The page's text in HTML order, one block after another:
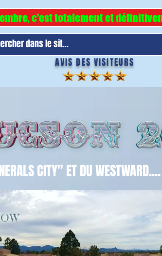
c'est totalement et
AVIS DES VISITEURS
CITY" ET DU WESTWARD....